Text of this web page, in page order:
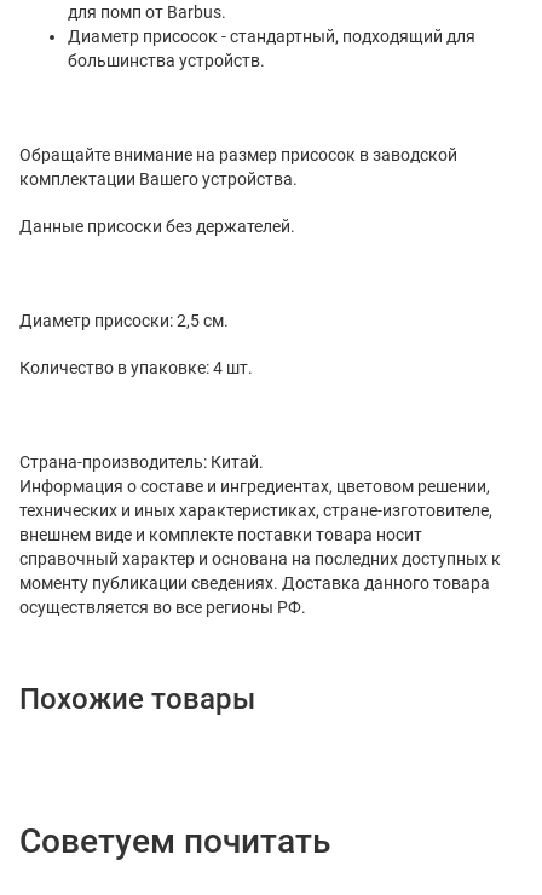
для помп от Barbus.
Диаметр присосок - стандартный, подходящий для
большинства устройств.
Обращайте внимание на размер присосок в заводской
комплектации Вашего устройства.
Данные присоски без держателей.
Диаметр присоски: 2,5 см.
Количество в упаковке: 4 шт.
Страна-производитель: Китай.
Информация о составе и ингредиентах, цветовом решении,
технических и иных характеристиках, стране-изготовителе,
внешнем виде и комплекте поставки товара носит
справочный характер и основана на последних доступных к
моменту публикации сведениях. Доставка данного товара
осуществляется во все регионы РФ.
Похожие товары
Советуем почитать